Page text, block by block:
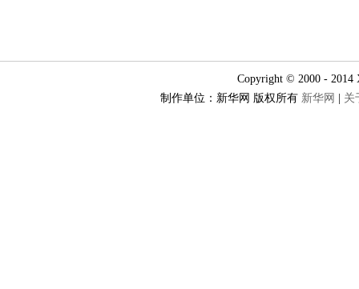
Copyright © 2000 -
制作单位：新华网 版权所有 新华网 关